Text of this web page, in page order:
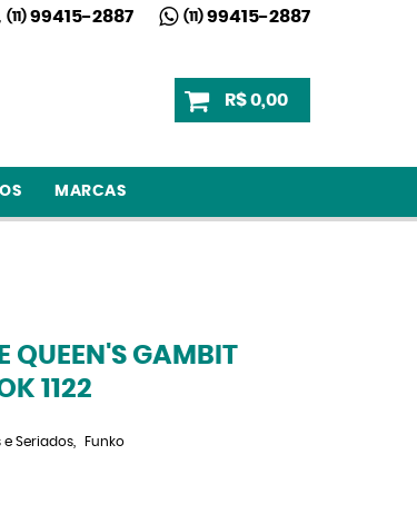
(11)99415-2887 (11)99415-2887
R$ 0,00
MARCAS
QUEEN'S GAMBIT
1122
e Seriados
Funko